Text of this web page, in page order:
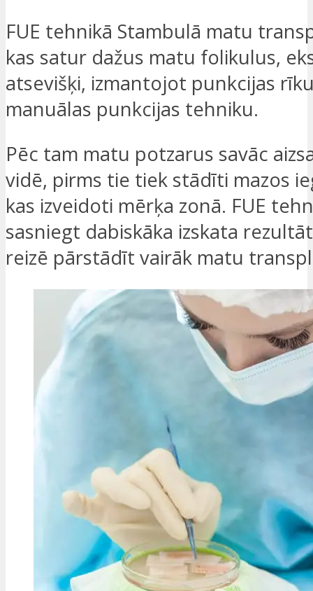
FUE tehnikā Stambulā matu
kas satur dažus matu folikulus,
atsevišķi, izmantojot punkcijas
manuālas punkcijas tehniku.
Pēc tam matu potzarus savāc
vidē, pirms tie tiek stādīti mazos
kas izveidoti mērķa zonā. FUE
sasniegt dabiskāka izskata
reizē pārstādīt vairāk matu